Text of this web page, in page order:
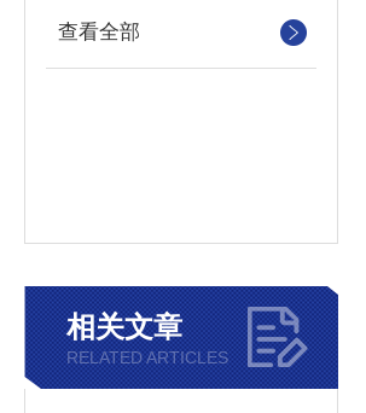
查看全部
相关文章
RELATED ARTICLES